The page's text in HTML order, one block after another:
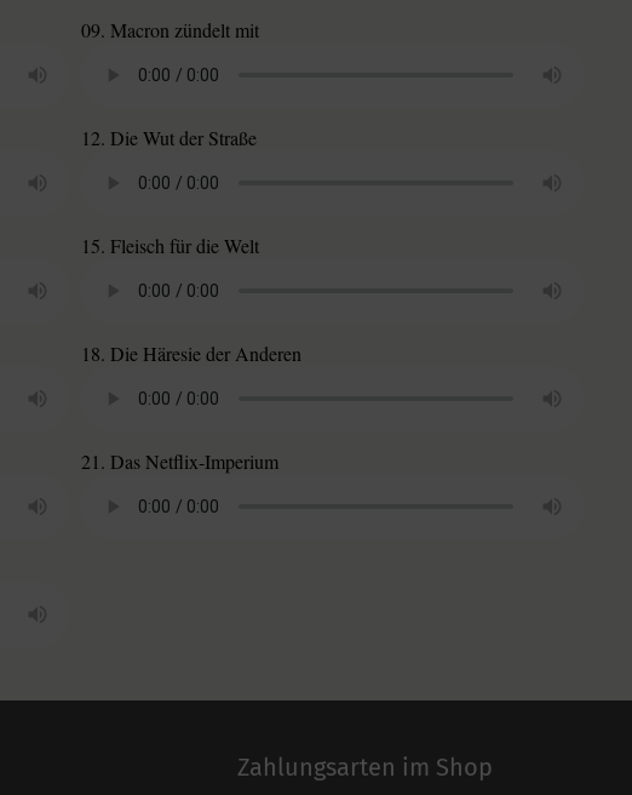
09. Macron zündelt mit
12. Die Wut der Straße
15. Fleisch für die Welt
18. Die Häresie der Anderen
21. Das Netflix-Imperium
Zahlungsarten im Shop